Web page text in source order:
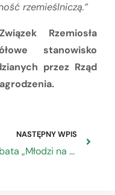
rzemieślniczą.”
Rzemiosła
stanowisko
przez Rząd
NASTĘPNY WPIS
Debata „Młodzi na rynku pracy – zmiany, perspektywy, oczekiwania”